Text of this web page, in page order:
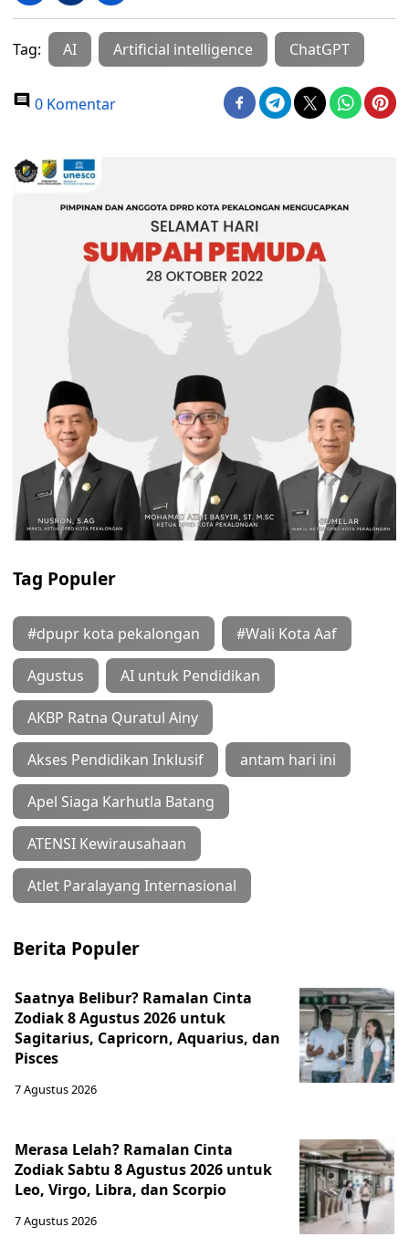
Tag: AI Artificial intelligence ChatGPT
0 Komentar
Tag Populer
#dpupr kota pekalongan #Wali Kota Aaf
Agustus AI untuk Pendidikan
AKBP Ratna Quratul Ainy
Akses Pendidikan Inklusif antam hari ini
Apel Siaga Karhutla Batang
ATENSI Kewirausahaan
Atlet Paralayang Internasional
Berita Populer
Saatnya Belibur? Ramalan Cinta
Zodiak 8 Agustus 2026 untuk
Sagitarius, Capricorn, Aquarius, dan
Pisces
7 Agustus 2026
Merasa Lelah? Ramalan Cinta
Zodiak Sabtu 8 Agustus 2026 untuk
Leo, Virgo, Libra, dan Scorpio
7 Agustus 2026